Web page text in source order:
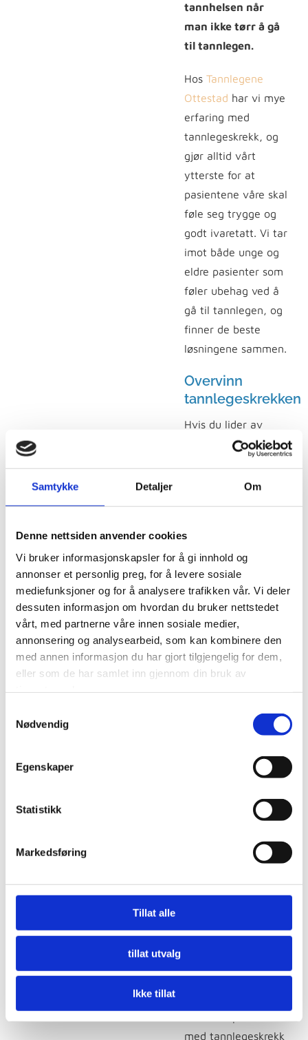
Samtykke Detaljer Om
Denne nettsiden anvender cookies
Vi bruker informasjonskapsler for å gi innhold og
annonser et personlig preg, for å levere sosiale
mediefunksjoner og for å analysere trafikken vår. Vi deler
dessuten informasjon om hvordan du bruker nettstedet
vårt, med partnerne våre innen sosiale medier,
annonsering og analysearbeid, som kan kombinere den
med annen informasjon du har gjort tilgjengelig for dem,
eller som de har samlet inn gjennom din bruk av
Nødvendig
Egenskaper
Statistikk
Markedsføring
Tillat alle
tillat utvalg
Ikke tillat
tannhelsen når
man ikke tørr å gå
til tannlegen.
Hos Tannlegene
Ottestad har vi mye
erfaring med
tannlegeskrekk, og
gjør alltid vårt
ytterste for at
pasientene våre skal
føle seg trygge og
godt ivaretatt. Vi tar
imot både unge og
eldre pasienter som
føler ubehag ved å
gå til tannlegen, og
finner de beste
løsningene sammen.
Overvinn
tannlegeskrekken
Hvis du lider av
tannlegeskrekk eller
ofte kalles, kan det
rutinemessig sjekk
eller for nødvendig
behandling, men
dette trenger ikke å
være tilfelle! Vi kan
hjelpe deg med å
overvinne
tannlegeskrekken
din.
Tannlegeskrekk er et
mange. Som en del
tilby en trygg og
tannbehandling, er
det å håndtere
tannlegeskrekk en
erfarne team av
Porsgrunn har mye
med tannlegeskrekk